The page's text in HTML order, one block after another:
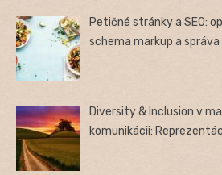
Petičné stránky a SEO:
schema markup a
Diversity & Inclusion v
komunikácii: